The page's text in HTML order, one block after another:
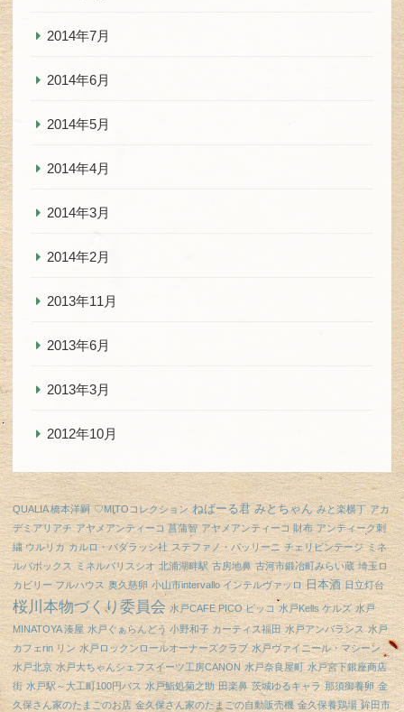
2014年7月
2014年6月
2014年5月
2014年4月
2014年3月
2014年2月
2013年11月
2013年6月
2013年3月
2012年10月
QUALIA 橋本洋嗣 ♡MITOコレクション ねばーる君 みとちゃん みと楽横丁 アカ
デミアリアチ アヤメアンティーコ 菖蒲智 アヤメアンティーコ 財布 アンティーク刺
繍 ウルリカ カルロ・バダラッシ社 ステファノ・パッリーニ チェリビンテージ ミネ
ルバボックス
ミネルバリスシオ 北浦湖畔駅 古房地鼻 古河市鍛冶町みらい蔵 埼玉ロ
カビリー フルハウス 奥久慈卵 小山市intervallo インテルヴァッロ 日本酒 日立灯台
桜川本物づくり委員会 水戸CAFE PICO ピッコ 水戸Kells ケルズ 水戸
MINATOYA 湊屋 水戸ぐぁらんどう 小野和子 カーティス福田 水戸アンバランス 水戸
カフェrin リン 水戸ロックンロールオーナーズクラブ 水戸ヴァイニール・マシーン
水戸北京 水戸大ちゃんシェフスイーツ工房CANON 水戸奈良屋町 水戸宮下銀座商店
街 水戸駅～大工町100円バス 水戸鮨処菊之助 田楽鼻 茨城ゆるキャラ 那須御養卵 金
久保さん家のたまごのお店 金久保さん家のたまごの自動販売機 金久保養鶏場 鉾田市